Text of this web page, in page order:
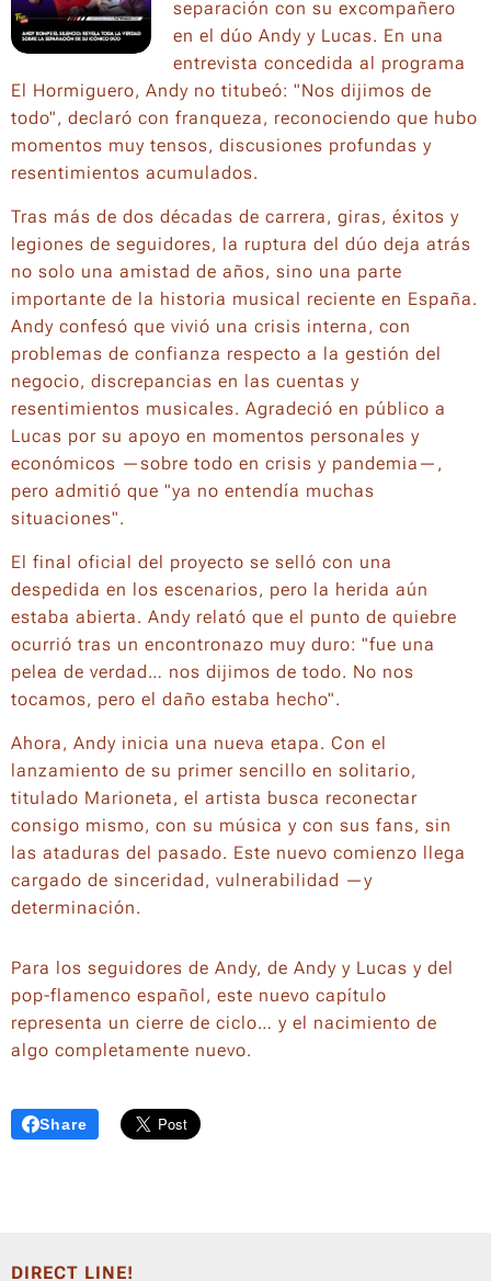
separación con su excompañero
en el dúo Andy y Lucas. En una
entrevista concedida al programa
El Hormiguero, Andy no titubeó: "Nos dijimos de
todo", declaró con franqueza, reconociendo que hubo
momentos muy tensos, discusiones profundas y
resentimientos acumulados.
Tras más de dos décadas de carrera, giras, éxitos y
legiones de seguidores, la ruptura del dúo deja atrás
no solo una amistad de años, sino una parte
importante de la historia musical reciente en España.
Andy confesó que vivió una crisis interna, con
problemas de confianza respecto a la gestión del
negocio, discrepancias en las cuentas y
resentimientos musicales. Agradeció en público a
Lucas por su apoyo en momentos personales y
económicos —sobre todo en crisis y pandemia—,
pero admitió que "ya no entendía muchas
situaciones".
El final oficial del proyecto se selló con una
despedida en los escenarios, pero la herida aún
estaba abierta. Andy relató que el punto de quiebre
ocurrió tras un encontronazo muy duro: "fue una
pelea de verdad… nos dijimos de todo. No nos
tocamos, pero el daño estaba hecho".
Ahora, Andy inicia una nueva etapa. Con el
lanzamiento de su primer sencillo en solitario,
titulado Marioneta, el artista busca reconectar
consigo mismo, con su música y con sus fans, sin
las ataduras del pasado. Este nuevo comienzo llega
cargado de sinceridad, vulnerabilidad —y
determinación.
Para los seguidores de Andy, de Andy y Lucas y del
pop-flamenco español, este nuevo capítulo
representa un cierre de ciclo… y el nacimiento de
algo completamente nuevo.
Share
DIRECT LINE!